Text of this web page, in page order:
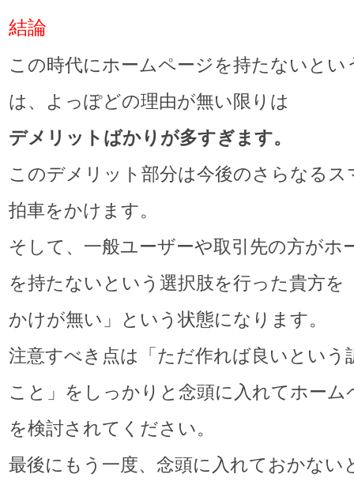
結論
この時代にホームページを持たないとい
は、よっぽどの理由が無い限りは
デメリットばかりが多すぎます。
このデメリット部分は今後のさらなるス
拍車をかけます。
そして、一般ユーザーや取引先の方がホ
を持たないという選択肢を行った貴方を
かけが無い」という状態になります。
注意すべき点は「ただ作れば良いという
こと」をしっかりと念頭に入れてホーム
を検討されてください。
最後にもう一度、念頭に入れておかない